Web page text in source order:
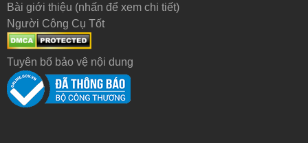
Thông số của một loại kẹp dầm khung thép
Kẹp ống thép dàn giáo với dầm
Công dụng chính là kẹp một ống thép với một dầm chữ I
một cách tạm thời và hay dùng nhất chính là kẹp gắn giàn
giáo do dó còn được gọi là kẹp dầm dàn giáo.
Bài giới thiệu (nhấn để xem chi tiết)
Người Công Cụ Tốt
Tuyên bố bảo vệ nội dung